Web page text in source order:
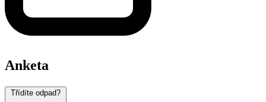
Anketa
Třídíte odpad?